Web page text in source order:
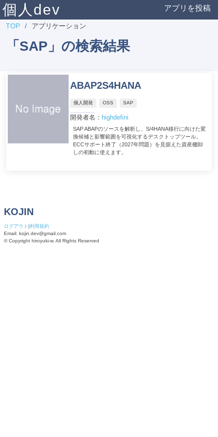
個人dev アプリを投稿
TOP アプリケーション
「SAP」の検索結果
ABAP2S4HANA
個人開発 OSS SAP
開発者名： highdefini
SAP ABAPのソースを解析し、S/4HANA移行に向けた変
換候補と影響範囲を可視化するデスクトップツール。
ECCサポート終了（2027年問題）を見据えた資産棚卸
しの初動に使えます。
KOJIN
ログアウト |利用規約
Email: kojin.dev@gmail.com
© Copyright hiroyuki-w. All Rights Reserved